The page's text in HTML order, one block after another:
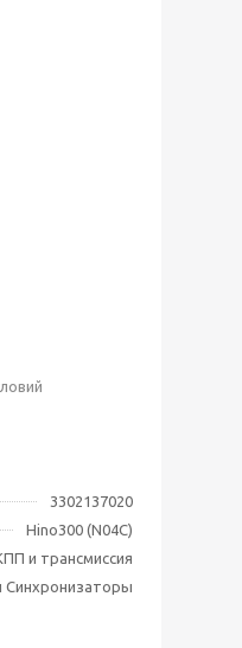
3302137020
Hino300 (N04C)
и трансмиссия